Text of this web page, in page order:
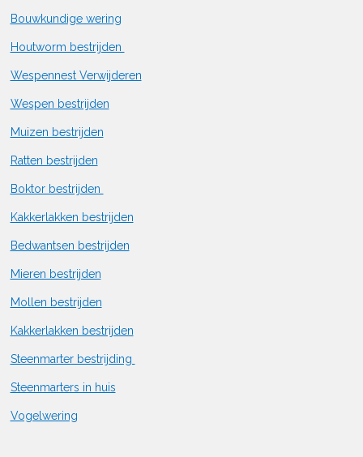
Bouwkundige wering
Houtworm bestrijden
Wespennest Verwijderen
Wespen bestrijden
Muizen bestrijden
Ratten bestrijden
Boktor bestrijden
Kakkerlakken bestrijden
Bedwantsen bestrijden
Mieren bestrijden
Mollen bestrijden
Kakkerlakken bestrijden
Steenmarter bestrijding
Steenmarters in huis
Vogelwering